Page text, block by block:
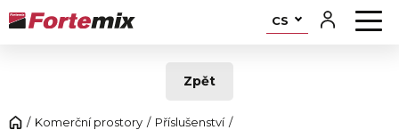
CS
Zpět
Komerční prostory Příslušenství